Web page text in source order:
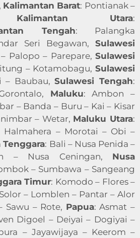
Kalimantan Barat: Pontianak –
Kalimantan Utara:
Tengah: Palangka
Seri Begawan, Sulawesi
Palopo – Parepare, Sulawesi
– Kotamobagu, Sulawesi
– Baubau,Sulawesi Tengah:
Maluku: Ambon –
– Banda – Buru – Kai – Kisar
– Wetar, Maluku Utara:
Halmahera – Morotai – Obi –
Tenggara: Bali – Nusa Penida –
– Nusa Ceningan, Nusa
– Sumbawa – Sangeang
Timur: Komodo – Flores –
– Lomblen – Pantar – Alor
Sawu – Rote, Papua: Asmat –
Digoel – Deiyai – Dogiyai –
– Jayawijaya – Keerom –